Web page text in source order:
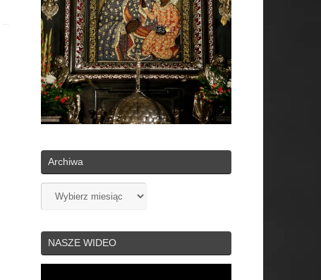
Archiwa
NASZE WIDEO